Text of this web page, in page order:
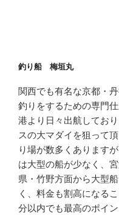
釣り船 梅垣丸
関西でも有名な京都・
釣りをするための専門
港より日々出航してお
スの大マダイを狙って
り場が数多くあります
は大型の船が少なく、
県・竹野方面から大型
く、料金も割高になる
分以内でも最高のポイ